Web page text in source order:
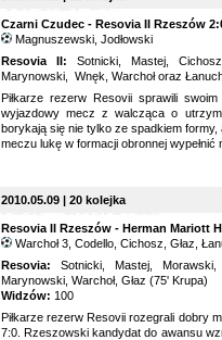
Czarni Czudec - Resovia II Rzeszów
Magnuszewski, Jodłowski
Resovia II: Sotnicki, Mastej,
Marynowski, Wnęk, Warchoł oraz
Piłkarze rezerw Resovii sprawili
wyjazdowy mecz z walcząca o
borykają się nie tylko ze spadkiem
meczu lukę w formacji obronnej
2010.05.09 | 20 kolejka
Resovia II Rzeszów - Herman Mariott
Warchoł 3, Codello, Cichosz, Głaz,
Resovia: Sotnicki, Mastej,
Marynowski, Warchoł, Głaz (75' Krupa)
Widzów: 100
Piłkarze rezerw Resovii rozegrali dobry
7:0. Rzeszowski kandydat do awansu